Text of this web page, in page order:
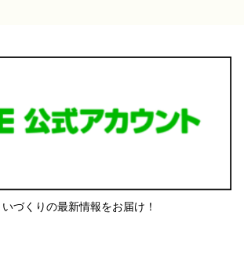
づくりの最新情報をお届け！